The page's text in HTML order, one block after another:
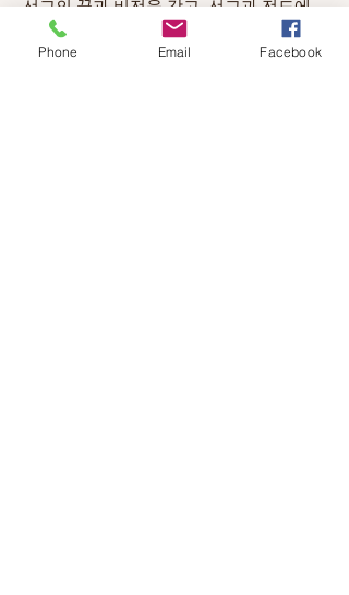
선교의 꿈과 비전을 갖고, 선교과 전도에
관한한 능동적으로 동참하며, 작게는 삶의
현장에서 선교사가 되고, 크게는 캘거리와
Phone Email Facebook